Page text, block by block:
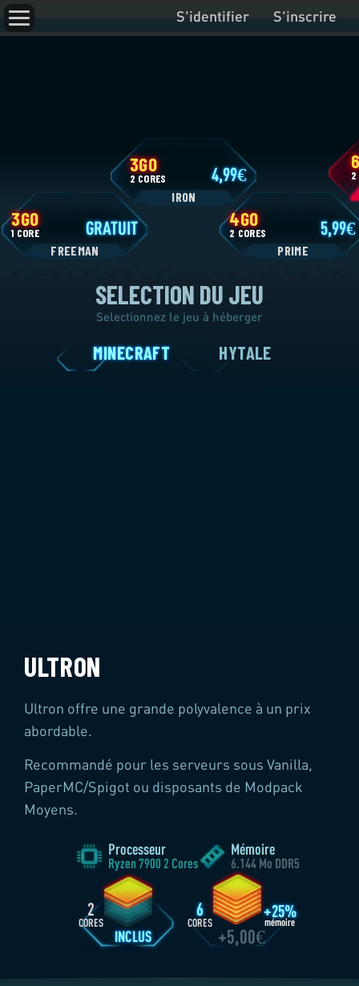
S'identifier S'inscrire
GRATUIT
FREEMAN
3GO
IRON
SELECTION DU JEU
Selectionnez le jeu à héberger
ULTRON
Ultron offre une grande polyvalence à un prix
abordable.
Recommandé pour les serveurs sous Vanilla,
PaperMC/Spigot ou disposants de Modpack
Moyens.